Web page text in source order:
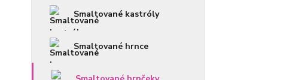
Smaltované kastróly
Smaltované hrnce